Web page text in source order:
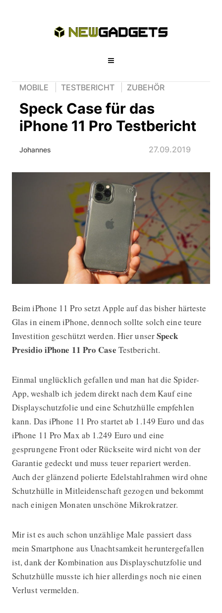
MOBILE TESTBERICHT ZUBEHÖR
Speck Case für das
iPhone 11 Pro Testbericht
Johannes 27.09.2019
Speck Case für das iPhone 11 Pro
Beim iPhone 11 Pro setzt Apple auf das bisher härteste
Glas in einem iPhone, dennoch sollte solch eine teure
Investition geschützt werden. Hier unserSpeck
Presidio iPhone 11 Pro Case Testbericht.
Einmal unglücklich gefallen und man hat die Spider-
App, weshalb ich jedem direkt nach dem Kauf eine
Displayschutzfolie und eine Schutzhülle empfehlen
kann. Das iPhone 11 Pro startet ab 1.149 Euro und das
iPhone 11 Pro Max ab 1.249 Euro und eine
gesprungene Front oder Rückseite wird nicht von der
Garantie gedeckt und muss teuer repariert werden.
Auch der glänzend polierte Edelstahlrahmen wird ohne
Schutzhülle in Mitleidenschaft gezogen und bekommt
nach einigen Monaten unschöne Mikrokratzer.
Mir ist es auch schon unzählige Male passiert dass
mein Smartphone aus Unachtsamkeit heruntergefallen
ist, dank der Kombination aus Displayschutzfolie und
Schutzhülle musste ich hier allerdings noch nie einen
Verlust vermelden.